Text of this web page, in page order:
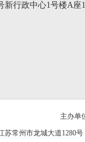
新行政中心1号楼A座
主办单
苏常州市龙城大道1280